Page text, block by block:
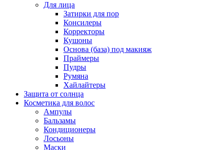
Для лица
Затирки для пор
Консилеры
Корректоры
Кушоны
Основа (база) под макияж
Праймеры
Пудры
Румяна
Хайлайтеры
Защита от солнца
Косметика для волос
Ампулы
Бальзамы
Кондиционеры
Лосьоны
Маски